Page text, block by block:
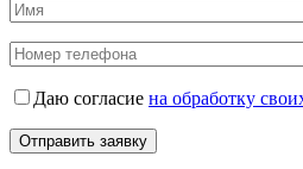
Даю согласие на обработку